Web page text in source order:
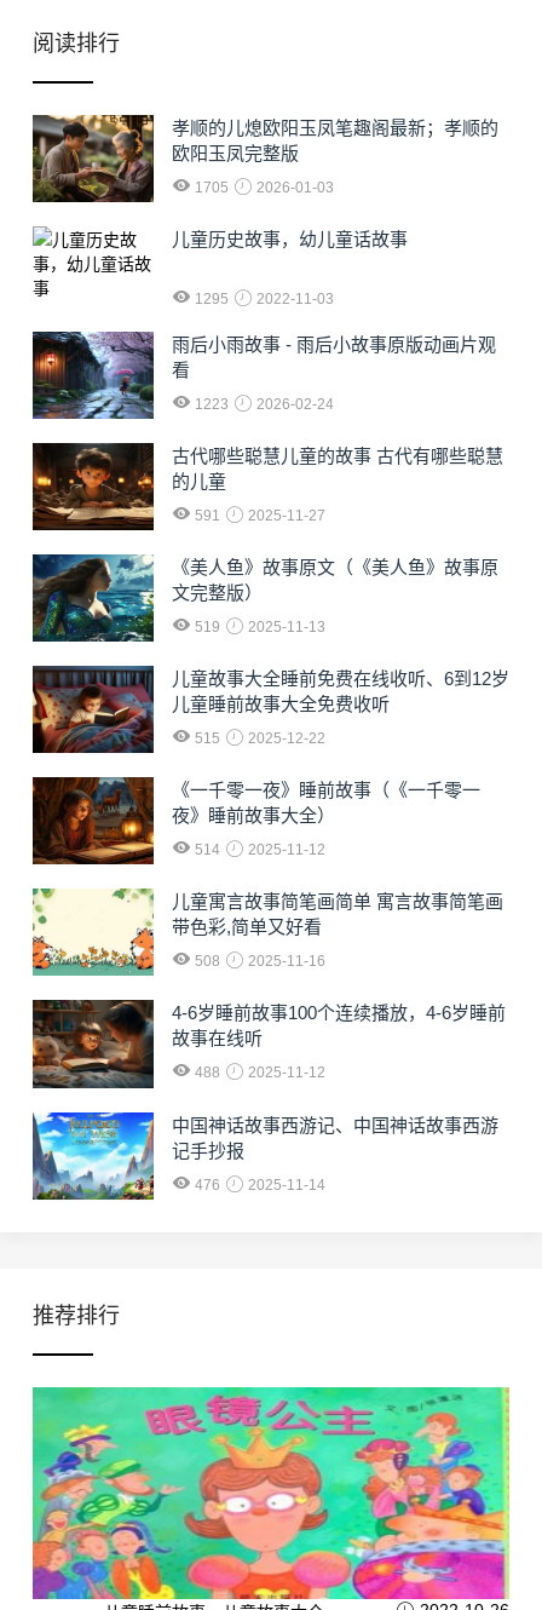
阅读排行
孝顺的儿熄欧阳玉凤笔趣阁最新；孝顺的
欧阳玉凤完整版
1705 2026-01-03
儿童历史故事，幼儿童话故事
1295 2022-11-03
雨后小雨故事 - 雨后小故事原版动画片观
看
1223 2026-02-24
古代哪些聪慧儿童的故事 古代有哪些聪慧
的儿童
591 2025-11-27
《美人鱼》故事原文（《美人鱼》故事原
文完整版）
519 2025-11-13
儿童故事大全睡前免费在线收听、6到12岁
儿童睡前故事大全免费收听
515 2025-12-22
《一千零一夜》睡前故事（《一千零一
夜》睡前故事大全）
514 2025-11-12
儿童寓言故事简笔画简单 寓言故事简笔画
带色彩,简单又好看
508 2025-11-16
4-6岁睡前故事100个连续播放，4-6岁睡前
故事在线听
488 2025-11-12
中国神话故事西游记、中国神话故事西游
记手抄报
476 2025-11-14
推荐排行